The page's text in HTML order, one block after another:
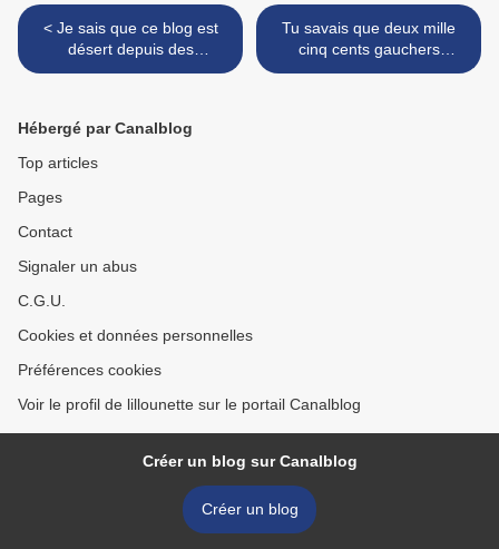
< Je sais que ce blog est
désert depuis des
semaines...
Tu savais que deux mille
cinq cents gauchers
meurent chaque année
Hébergé par Canalblog
Top articles
Pages
Contact
Signaler un abus
C.G.U.
Cookies et données personnelles
Préférences cookies
Voir le profil de lillounette sur le portail Canalblog
Créer un blog sur Canalblog
Créer un blog